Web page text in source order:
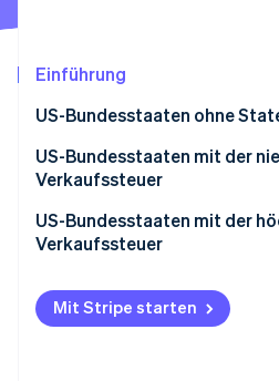
Erfahren Sie, wie
Jetzt ansehen
Einführung
US-Bundesstaaten ohne
US-Bundesstaaten mit der
Verkaufssteuer
US-Bundesstaaten mit der
Verkaufssteuer
Mit Stripe starten